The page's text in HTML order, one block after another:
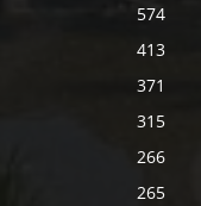
574
413
371
315
266
265